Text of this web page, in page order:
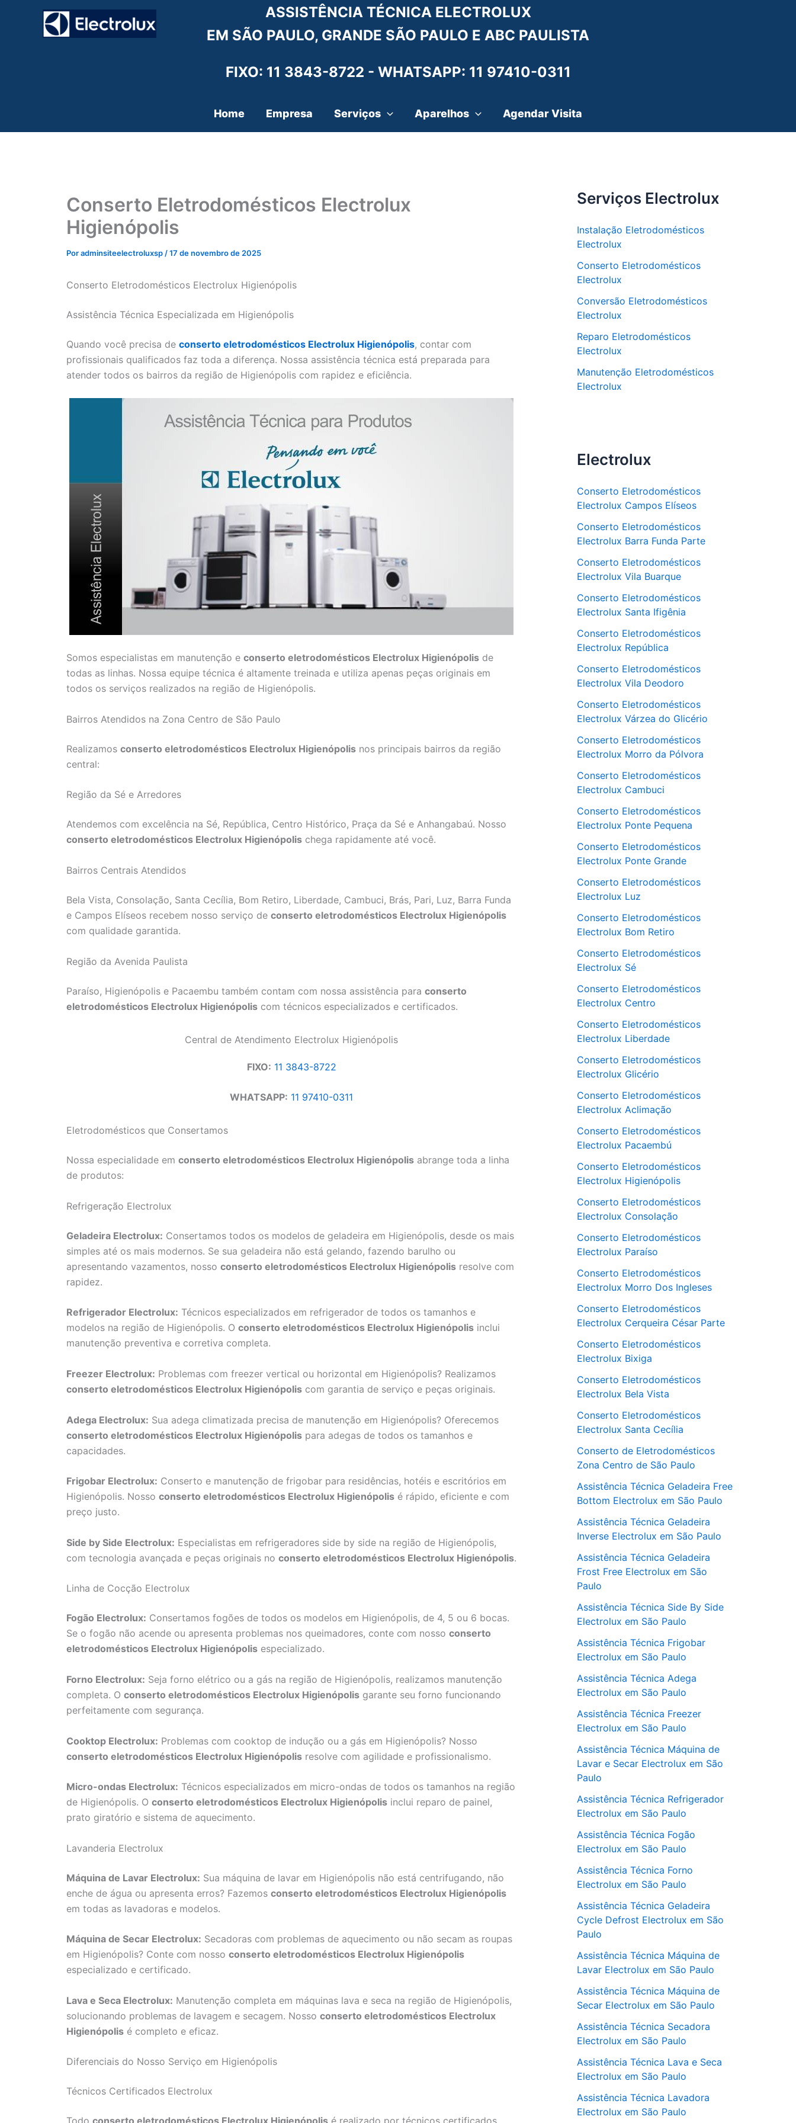
ASSISTÊNCIA TÉCNICA ELECTROLUX
EM SÃO PAULO, GRANDE SÃO PAULO E ABC PAULISTA
FIXO: 11 3843-8722 - WHATSAPP: 11 97410-0311
Home Empresa Serviços Aparelhos Agendar Visita
Conserto Eletrodomésticos Electrolux
Higienópolis
Poradminsiteelectroluxsp /17 de novembro de 2025
Conserto Eletrodomésticos Electrolux Higienópolis
Assistência Técnica Especializada em Higienópolis
Quando você precisa de conserto eletrodomésticos Electrolux Higienópolis, contar com
profissionais qualificados faz toda a diferença. Nossa assistência técnica está preparada para
atender todos os bairros da região de Higienópolis com rapidez e eficiência.
Somos especialistas em manutenção e conserto eletrodomésticos Electrolux Higienópolis de
todas as linhas. Nossa equipe técnica é altamente treinada e utiliza apenas peças originais em
todos os serviços realizados na região de Higienópolis.
Bairros Atendidos na Zona Centro de São Paulo
Realizamos conserto eletrodomésticos Electrolux Higienópolis nos principais bairros da região
central:
Região da Sé e Arredores
Atendemos com excelência na Sé, República, Centro Histórico, Praça da Sé e Anhangabaú. Nosso
conserto eletrodomésticos Electrolux Higienópolis chega rapidamente até você.
Bairros Centrais Atendidos
Bela Vista, Consolação, Santa Cecília, Bom Retiro, Liberdade, Cambuci, Brás, Pari, Luz, Barra Funda
e Campos Elíseos recebem nosso serviço de conserto eletrodomésticos Electrolux Higienópolis
com qualidade garantida.
Região da Avenida Paulista
Paraíso, Higienópolis e Pacaembu também contam com nossa assistência para conserto
eletrodomésticos Electrolux Higienópolis com técnicos especializados e certificados.
Central de Atendimento Electrolux Higienópolis
FIXO: 11 3843-8722
WHATSAPP: 11 97410-0311
Eletrodomésticos que Consertamos
Nossa especialidade em conserto eletrodomésticos Electrolux Higienópolis abrange toda a linha
de produtos:
Refrigeração Electrolux
Geladeira Electrolux: Consertamos todos os modelos de geladeira em Higienópolis, desde os mais
simples até os mais modernos. Se sua geladeira não está gelando, fazendo barulho ou
apresentando vazamentos, nosso conserto eletrodomésticos Electrolux Higienópolis resolve com
rapidez.
Refrigerador Electrolux: Técnicos especializados em refrigerador de todos os tamanhos e
modelos na região de Higienópolis. O conserto eletrodomésticos Electrolux Higienópolis inclui
manutenção preventiva e corretiva completa.
Freezer Electrolux: Problemas com freezer vertical ou horizontal em Higienópolis? Realizamos
conserto eletrodomésticos Electrolux Higienópolis com garantia de serviço e peças originais.
Adega Electrolux: Sua adega climatizada precisa de manutenção em Higienópolis? Oferecemos
conserto eletrodomésticos Electrolux Higienópolis para adegas de todos os tamanhos e
capacidades.
Frigobar Electrolux: Conserto e manutenção de frigobar para residências, hotéis e escritórios em
Higienópolis. Nosso conserto eletrodomésticos Electrolux Higienópolis é rápido, eficiente e com
preço justo.
Side by Side Electrolux: Especialistas em refrigeradores side by side na região de Higienópolis,
com tecnologia avançada e peças originais no conserto eletrodomésticos Electrolux Higienópolis.
Linha de Cocção Electrolux
Fogão Electrolux: Consertamos fogões de todos os modelos em Higienópolis, de 4, 5 ou 6 bocas.
Se o fogão não acende ou apresenta problemas nos queimadores, conte com nosso conserto
eletrodomésticos Electrolux Higienópolis especializado.
Forno Electrolux: Seja forno elétrico ou a gás na região de Higienópolis, realizamos manutenção
completa. O conserto eletrodomésticos Electrolux Higienópolis garante seu forno funcionando
perfeitamente com segurança.
Cooktop Electrolux: Problemas com cooktop de indução ou a gás em Higienópolis? Nosso
conserto eletrodomésticos Electrolux Higienópolis resolve com agilidade e profissionalismo.
Micro-ondas Electrolux: Técnicos especializados em micro-ondas de todos os tamanhos na região
de Higienópolis. O conserto eletrodomésticos Electrolux Higienópolis inclui reparo de painel,
prato giratório e sistema de aquecimento.
Lavanderia Electrolux
Máquina de Lavar Electrolux: Sua máquina de lavar em Higienópolis não está centrifugando, não
enche de água ou apresenta erros? Fazemos conserto eletrodomésticos Electrolux Higienópolis
em todas as lavadoras e modelos.
Máquina de Secar Electrolux: Secadoras com problemas de aquecimento ou não secam as roupas
em Higienópolis? Conte com nosso conserto eletrodomésticos Electrolux Higienópolis
especializado e certificado.
Lava e Seca Electrolux: Manutenção completa em máquinas lava e seca na região de Higienópolis,
solucionando problemas de lavagem e secagem. Nosso conserto eletrodomésticos Electrolux
Higienópolis é completo e eficaz.
Diferenciais do Nosso Serviço em Higienópolis
Técnicos Certificados Electrolux
Serviços Electrolux
Instalação Eletrodomésticos
Electrolux
Conserto Eletrodomésticos
Electrolux
Conversão Eletrodomésticos
Electrolux
Reparo Eletrodomésticos
Electrolux
Manutenção Eletrodomésticos
Electrolux
Electrolux
Conserto Eletrodomésticos
Electrolux Campos Elíseos
Conserto Eletrodomésticos
Electrolux Barra Funda Parte
Conserto Eletrodomésticos
Electrolux Vila Buarque
Conserto Eletrodomésticos
Electrolux Santa Ifigênia
Conserto Eletrodomésticos
Electrolux República
Conserto Eletrodomésticos
Electrolux Vila Deodoro
Conserto Eletrodomésticos
Electrolux Várzea do Glicério
Conserto Eletrodomésticos
Electrolux Morro da Pólvora
Conserto Eletrodomésticos
Electrolux Cambuci
Conserto Eletrodomésticos
Electrolux Ponte Pequena
Conserto Eletrodomésticos
Electrolux Ponte Grande
Conserto Eletrodomésticos
Electrolux Luz
Conserto Eletrodomésticos
Electrolux Bom Retiro
Conserto Eletrodomésticos
Electrolux Sé
Conserto Eletrodomésticos
Electrolux Centro
Conserto Eletrodomésticos
Electrolux Liberdade
Conserto Eletrodomésticos
Electrolux Glicério
Conserto Eletrodomésticos
Electrolux Aclimação
Conserto Eletrodomésticos
Electrolux Pacaembú
Conserto Eletrodomésticos
Electrolux Higienópolis
Conserto Eletrodomésticos
Electrolux Consolação
Conserto Eletrodomésticos
Electrolux Paraíso
Conserto Eletrodomésticos
Electrolux Morro Dos Ingleses
Conserto Eletrodomésticos
Electrolux Cerqueira César Parte
Conserto Eletrodomésticos
Electrolux Bixiga
Conserto Eletrodomésticos
Electrolux Bela Vista
Conserto Eletrodomésticos
Electrolux Santa Cecília
Conserto de Eletrodomésticos
Zona Centro de São Paulo
Assistência Técnica Geladeira Free
Bottom Electrolux em São Paulo
Assistência Técnica Geladeira
Inverse Electrolux em São Paulo
Assistência Técnica Geladeira
Frost Free Electrolux em São
Paulo
Assistência Técnica Side By Side
Electrolux em São Paulo
Assistência Técnica Frigobar
Electrolux em São Paulo
Assistência Técnica Adega
Electrolux em São Paulo
Assistência Técnica Freezer
Electrolux em São Paulo
Assistência Técnica Máquina de
Lavar e Secar Electrolux em São
Paulo
Assistência Técnica Refrigerador
Electrolux em São Paulo
Assistência Técnica Fogão
Electrolux em São Paulo
Assistência Técnica Forno
Electrolux em São Paulo
Assistência Técnica Geladeira
Cycle Defrost Electrolux em São
Paulo
Assistência Técnica Máquina de
Lavar Electrolux em São Paulo
Assistência Técnica Máquina de
Secar Electrolux em São Paulo
Assistência Técnica Secadora
Electrolux em São Paulo
Assistência Técnica Lava e Seca
Electrolux em São Paulo
Assistência Técnica Lavadora
Electrolux em São Paulo